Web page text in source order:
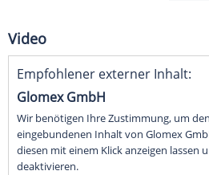
Video
Empfohlener externer Inhalt:
Glomex GmbH
Wir benötigen Ihre Zustimmung, um
eingebundenen Inhalt von Glomex
diesen mit einem Klick anzeigen lassen
deaktivieren.